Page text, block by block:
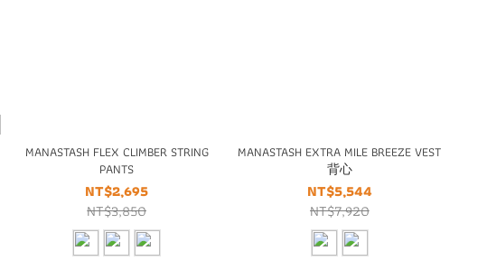
MANASTASH FLEX CLIMBER STRING
PANTS
NT$2,695
NT$3,850
MANASTASH EXTRA MILE BREEZE VEST
背心
NT$5,544
NT$7,920